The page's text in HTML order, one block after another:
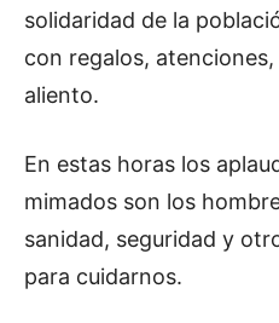
solidaridad de la
con regalos,
aliento.
En estas horas los
mimados son los
sanidad, seguridad y
para cuidarnos.